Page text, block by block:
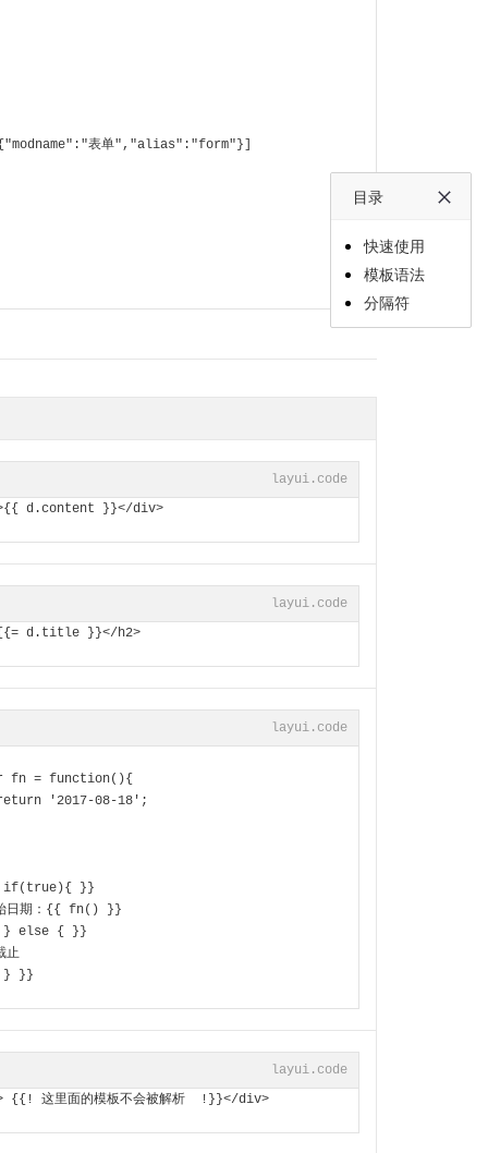
目录
快速使用
模板语法
分隔符
表单","alias":"form"}]
layui.code
d.content }}</div>
layui.code
d.title }}</h2>
layui.code
fn = function(){
return '2017-08-18';
if(true){ }}
始日期：{{ fn() }}
} else { }}
止
} }}
layui.code
{{! 这里面的模板不会被解析  !}}</div>